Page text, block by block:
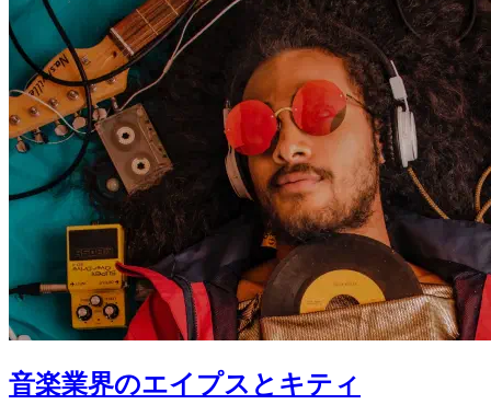
音楽業界のエイプスとキティ